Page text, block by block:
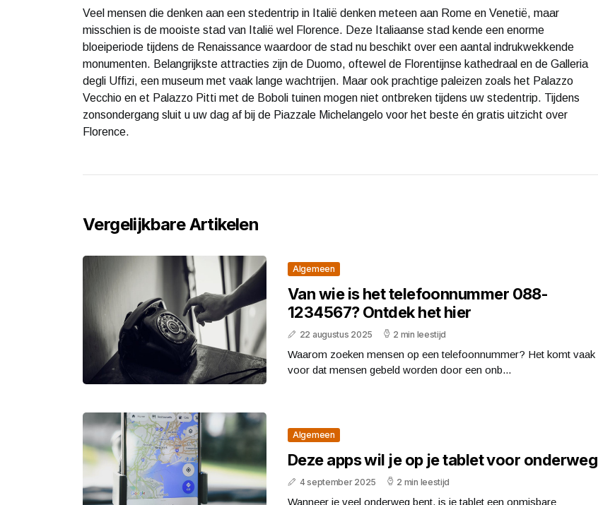
Veel mensen die denken aan een stedentrip in Italië denken meteen aan Rome en Venetië, maar
misschien is de mooiste stad van Italië wel Florence. Deze Italiaanse stad kende een enorme
bloeiperiode tijdens de Renaissance waardoor de stad nu beschikt over een aantal indrukwekkende
monumenten. Belangrijkste attracties zijn de Duomo, oftewel de Florentijnse kathedraal en de Galleria
degli Uffizi, een museum met vaak lange wachtrijen. Maar ook prachtige paleizen zoals het Palazzo
Vecchio en et Palazzo Pitti met de Boboli tuinen mogen niet ontbreken tijdens uw stedentrip. Tijdens
zonsondergang sluit u uw dag af bij de Piazzale Michelangelo voor het beste én gratis uitzicht over
Florence.
Vergelijkbare Artikelen
Algemeen
Van wie is het telefoonnummer 088-
1234567? Ontdek het hier
22 augustus 2025 2 min leestijd
Waarom zoeken mensen op een telefoonnummer? Het komt vaak
voor dat mensen gebeld worden door een onb...
Algemeen
Deze apps wil je op je tablet voor onderweg
4 september 2025 2 min leestijd
Wanneer je veel onderweg bent, is je tablet een onmisbare